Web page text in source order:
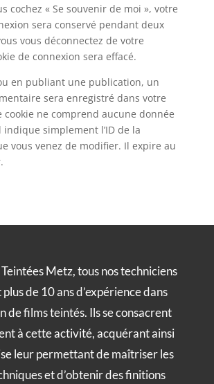
cochez « Se souvenir de moi », votre
sera conservé pendant deux
vous déconnectez de votre
de connexion sera effacé.
en publiant une publication, un
sera enregistré dans votre
cookie ne comprend aucune donnée
simplement l’ID de la
vous venez de modifier. Il expire au
Metz, tous nos techniciens
de 10 ans d’expérience dans
de films teintés. Ils se consacrent
à cette activité, acquérant ainsi
leur permettant de maîtriser les
et d’obtenir des finitions